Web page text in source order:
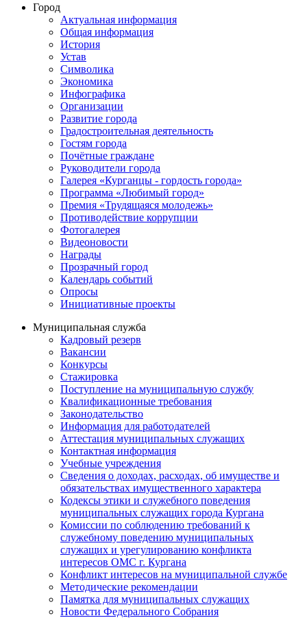
Город
Актуальная информация
Общая информация
История
Устав
Символика
Экономика
Инфографика
Организации
Развитие города
Градостроительная деятельность
Гостям города
Почётные граждане
Руководители города
Галерея «Курганцы - гордость города»
Программа «Любимый город»
Премия «Трудящаяся молодежь»
Противодействие коррупции
Фотогалерея
Видеоновости
Награды
Прозрачный город
Календарь событий
Опросы
Инициативные проекты
Муниципальная служба
Кадровый резерв
Вакансии
Конкурсы
Стажировка
Поступление на муниципальную службу
Квалификационные требования
Законодательство
Информация для работодателей
Аттестация муниципальных служащих
Контактная информация
Учебные учреждения
Сведения о доходах, расходах, об имуществе и
обязательствах имущественного характера
Кодексы этики и служебного поведения
муниципальных служащих города Кургана
Комиссии по соблюдению требований к
служебному поведению муниципальных
служащих и урегулированию конфликта
интересов ОМС г. Кургана
Конфликт интересов на муниципальной службе
Методические рекомендации
Памятка для муниципальных служащих
Новости Федерального Cобрания